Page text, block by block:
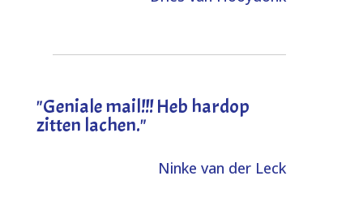
"Geniale mail!!! Heb hardop
zitten lachen."
Ninke van der Leck